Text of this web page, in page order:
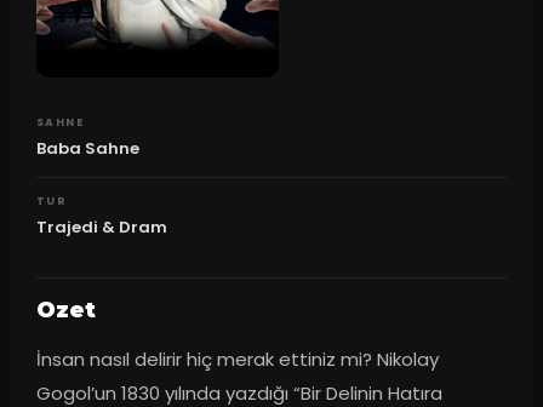
SAHNE
Baba Sahne
TUR
Trajedi & Dram
Ozet
İnsan nasıl delirir hiç merak ettiniz mi? Nikolay
Gogol’un 1830 yılında yazdığı “Bir Delinin Hatıra